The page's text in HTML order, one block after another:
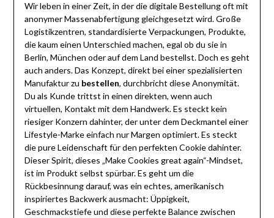
Wir leben in einer Zeit, in der die digitale Bestellung oft mit
anonymer Massenabfertigung gleichgesetzt wird. Große
Logistikzentren, standardisierte Verpackungen, Produkte,
die kaum einen Unterschied machen, egal ob du sie in
Berlin, München oder auf dem Land bestellst. Doch es geht
auch anders. Das Konzept, direkt bei einer spezialisierten
Manufaktur zu bestellen, durchbricht diese Anonymität.
Du als Kunde trittst in einen direkten, wenn auch
virtuellen, Kontakt mit dem Handwerk. Es steckt kein
riesiger Konzern dahinter, der unter dem Deckmantel einer
Lifestyle-Marke einfach nur Margen optimiert. Es steckt
die pure Leidenschaft für den perfekten Cookie dahinter.
Dieser Spirit, dieses „Make Cookies great again“-Mindset,
ist im Produkt selbst spürbar. Es geht um die
Rückbesinnung darauf, was ein echtes, amerikanisch
inspiriertes Backwerk ausmacht: Üppigkeit,
Geschmackstiefe und diese perfekte Balance zwischen